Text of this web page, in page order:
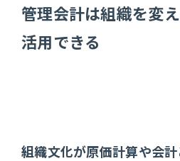
管理会計は組織を変
活用できる
組織文化が原価計算や会